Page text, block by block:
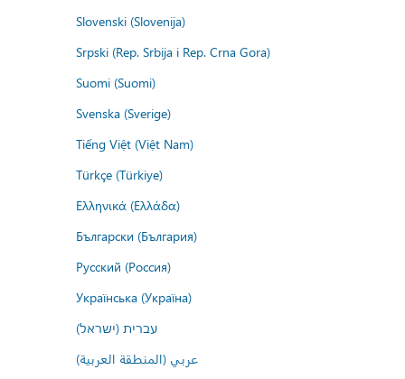
Slovenski (Slovenija)
Srpski (Rep. Srbija i Rep. Crna Gora)
Suomi (Suomi)
Svenska (Sverige)
Tiếng Việt (Việt Nam)
Türkçe (Türkiye)
Ελληνικά (Ελλάδα)
Български (България)
Русский (Россия)
Українська (Україна)
עברית (ישראל)
عربي (المنطقة العربية)